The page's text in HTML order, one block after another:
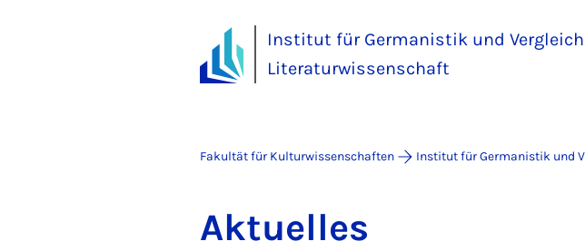
Institut für Germanistik und
Literaturwissenschaft
Fakultät für Kulturwissenschaften Institut für Germanistik und
Ak­tu­el­les